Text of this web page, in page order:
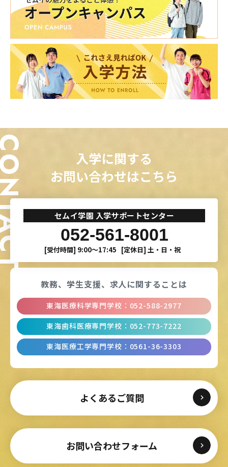
入学に関する
お問い合わせはこちら
セムイ学園 入学サポートセンター
052-561-8001
[受付時間] 9:00〜17:45 [定休日] 土・日・祝
よくあるご質問
お問い合わせフォーム
教務、学生支援、 求人に関することは
東海医療科学専門学校 ： 052-588-2977
東海歯科医療専門学校 ： 052-773-7222
東海医療工学専門学校 ： 0561-36-3303